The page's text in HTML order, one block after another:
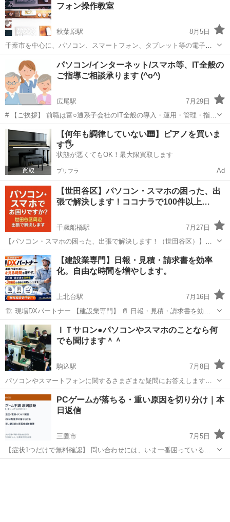
フォン操作教室
秋葉原駅
8月5日
千葉市を中心に、パソコン、スマートフォン、タブレット等の電子機
器の出張サポートを展開しております。 箱から出して取り敢えず出し
てみたけど、使い方がわからない、初期不良？故障？と言った疑問
や、ホームページ作成やインター...
東京 千代田区 秋葉原駅 Windows総合 タブレット
パソコン/インターネット/スマホ等、IT全般の
ご指導ご相談承ります (^o^)
広尾駅
7月29日
# 【ご挨拶】 前職は富○通系子会社のIT全般の導入・運用・管理・指
導・育成を主な職務とし、ハード/ソフトの開発・設計・プログラミン
グ、周辺機器開発・設計をベースとしたシステムエンジニア職、執行
役員を経て退職しました。 ...
東京 渋谷区 広尾駅 Windows総合 料金
【何年も調律していない🎹】ピアノを買いま
す🖐️
状態が悪くてもOK！最大限買取します
プリフラ Ad
【世田谷区】パソコン・スマホの困った、出
張で解決します！ココナラで100件以上…
千歳船橋駅
7月27日
【パソコン・スマホの困った、出張で解決します！（世田谷区）】
「iPhoneの写真がいっぱいで保存先がわからない…」 「メールの送り
方がわからない…」 「SNSって何？」 「Zoomの設定ができない…」
そ...
東京 世田谷区 千歳船橋駅 Windows総合 ココナラ
【建設業専門】日報・見積・請求書を効率
化。自由な時間を増やします。
上北台駅
7月16日
🏗 現場DXパートナー 【建設業専門】 📄 日報・見積・請求書を効率
化。 ⏰ 自由な時間を増やします。
━━━━━━━━━━━━━━━━━━ 👷 「現場は好き。でも事務作
業は苦手。」 そんな社長さん・親方さんへ。...
東京 武蔵村山市 上北台駅 Windows総合
ＩＴサロン●パソコンやスマホのことなら何
でも聞けます＾＾
駒込駅
7月8日
パソコンやスマートフォンに関するさまざまな疑問にお答えします。
ご自分の機械をお持ちになればそれに即して質問できます。お持ちで
ない方は備え付けのパソコン/スマートフォンを無料でお貸しします。
毎月5回 1回90分 さまざ...
東京 豊島区 駒込駅 Windows総合 スマホ
PCゲームが落ちる・重い原因を切り分け｜本
日返信
三鷹市
7月5日
【症状1つだけで無料確認】 問い合わせには、いま一番困っている症
状を1つだけ送ってください。 例：「Apexだけ落ちる」「全ゲームで